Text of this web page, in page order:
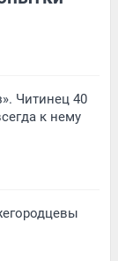
Читинец 40
к нему